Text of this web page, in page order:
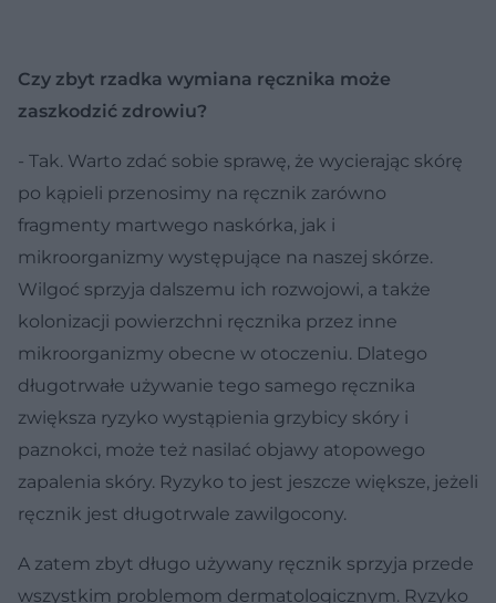
Czy zbyt rzadka wymiana ręcznika może
zaszkodzić zdrowiu?
- Tak. Warto zdać sobie sprawę, że wycierając skórę
po kąpieli przenosimy na ręcznik zarówno
fragmenty martwego naskórka, jak i
mikroorganizmy występujące na naszej skórze.
Wilgoć sprzyja dalszemu ich rozwojowi, a także
kolonizacji powierzchni ręcznika przez inne
mikroorganizmy obecne w otoczeniu. Dlatego
długotrwałe używanie tego samego ręcznika
zwiększa ryzyko wystąpienia grzybicy skóry i
paznokci, może też nasilać objawy atopowego
zapalenia skóry. Ryzyko to jest jeszcze większe, jeżeli
ręcznik jest długotrwale zawilgocony.
A zatem zbyt długo używany ręcznik sprzyja przede
wszystkim problemom dermatologicznym. Ryzyko